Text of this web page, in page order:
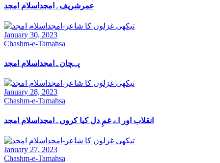
عمرشریف۔امجداسلام امجد
January 30, 2023
Chashm-e-Tamahsa
پہچان۔امجداسلام امجد
January 28, 2023
Chashm-e-Tamahsa
انقلاب اور اے غمِ دل کیا کروں۔امجداسلام امجد
January 27, 2023
Chashm-e-Tamahsa